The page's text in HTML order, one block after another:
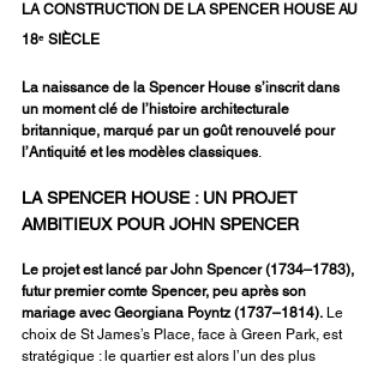
LA CONSTRUCTION DE LA SPENCER HOUSE AU
18ᵉ SIÈCLE
La naissance de la Spencer House s’inscrit dans
un moment clé de l’histoire architecturale
britannique, marqué par un goût renouvelé pour
l’Antiquité et les modèles classiques.
LA SPENCER HOUSE : UN PROJET
AMBITIEUX POUR JOHN SPENCER
Le projet est lancé par John Spencer (1734–1783),
futur premier comte Spencer, peu après son
mariage avec Georgiana Poyntz (1737–1814). Le
choix de St James’s Place, face à Green Park, est
stratégique : le quartier est alors l’un des plus